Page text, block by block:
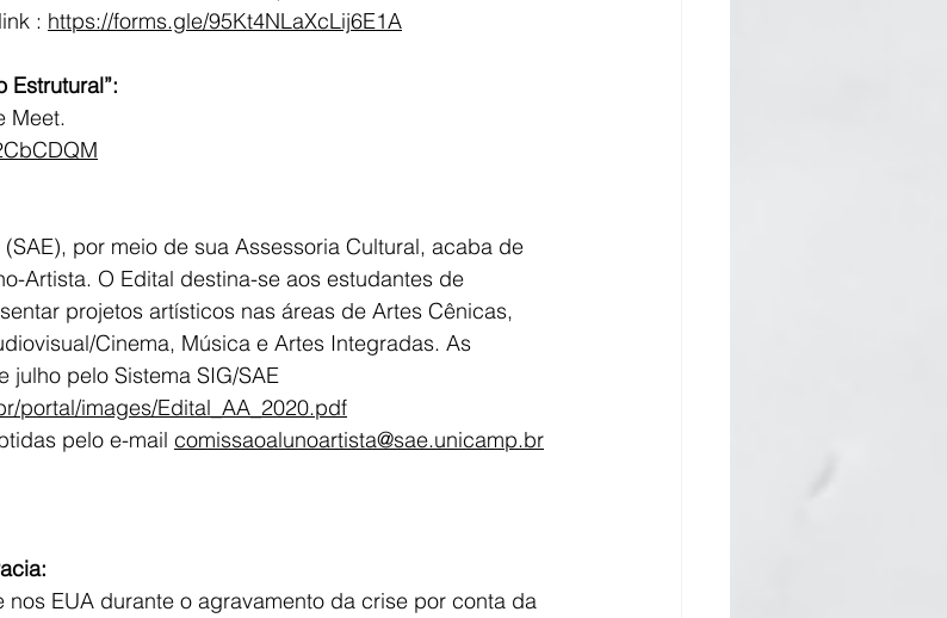
: https://forms.gle/95Kt4NLaXcLij6E1A
Estrutural”:
Meet.
por meio de sua Assessoria Cultural, acaba de
Artista. O Edital destina-se aos estudantes de
projetos artísticos nas áreas de Artes Cênicas,
Cinema, Música e Artes Integradas. As
julho pelo Sistema SIG/SAE
portal/images/Edital_AA_2020.pdf
pelo e-mail comissaoalunoartista@sae.unicamp.br
nos EUA durante o agravamento da crise por conta da